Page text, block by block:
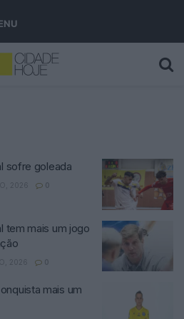
sofre goleada
2026 0
tem mais um jogo
2026 0
mais um